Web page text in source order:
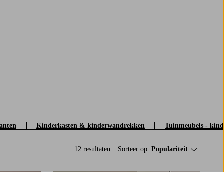
Kinderkasten & kinderwandrekken Tuinmeubels -
12 resultaten Sorteer op: Populariteit